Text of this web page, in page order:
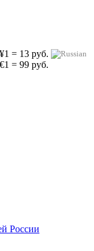
¥1 = 13 руб.
€1 = 99 руб.
России